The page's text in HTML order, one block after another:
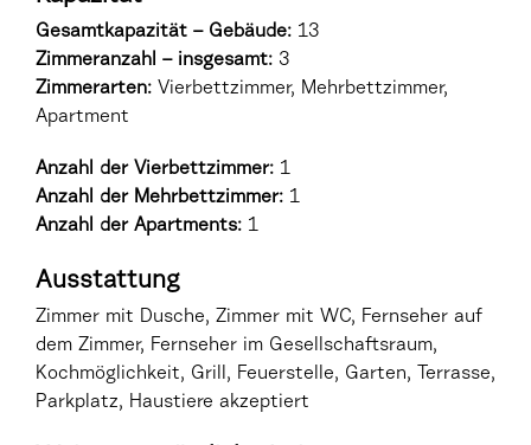
Gesamtkapazität – Gebäude: 13
Zimmeranzahl – insgesamt: 3
Zimmerarten: Vierbettzimmer, Mehrbettzimmer,
Apartment
Anzahl der Vierbettzimmer: 1
Anzahl der Mehrbettzimmer: 1
Anzahl der Apartments: 1
Ausstattung
Zimmer mit Dusche, Zimmer mit WC, Fernseher auf
dem Zimmer, Fernseher im Gesellschaftsraum,
Kochmöglichkeit, Grill, Feuerstelle, Garten, Terrasse,
Parkplatz, Haustiere akzeptiert